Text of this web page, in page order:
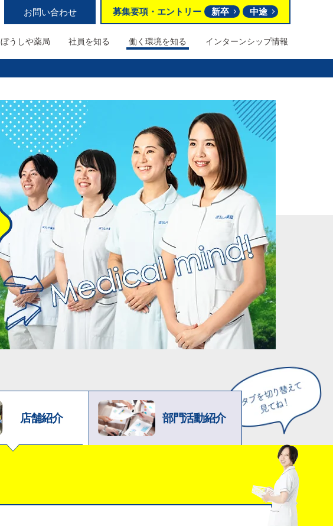
お問い合わせ 募集要項 ・ エントリー 新卒 中途
ぼうしや薬局 社員を知る 働く環境を知る インターンシップ情報
店舗紹介 部門活動紹介